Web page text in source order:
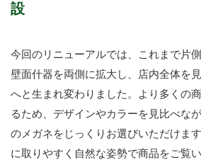
設
今回のリニューアルでは、これまで片
壁面什器を両側に拡大し、店内全体を
へと生まれ変わりました。より多くの
るため、デザインやカラーを見比べな
のメガネをじっくりお選びいただけま
に取りやすく自然な姿勢で商品をご覧